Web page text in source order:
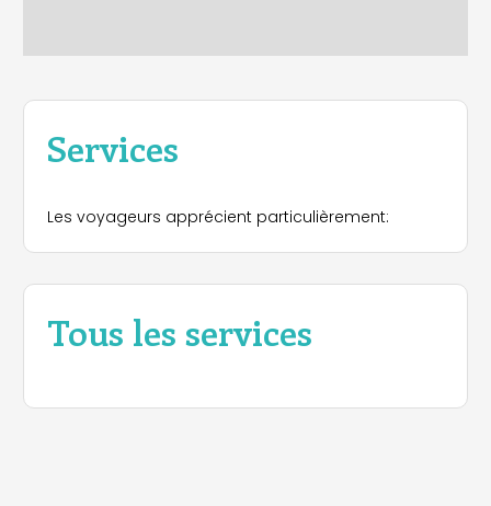
Services
Les voyageurs apprécient particulièrement:
Tous les services